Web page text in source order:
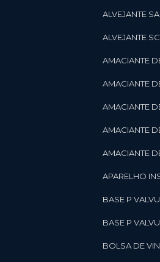
ALVEJANTE
ALVEJANTE
AMACIANTE
AMACIANTE
AMACIANTE
AMACIANTE
AMACIANTE
APARELHO
BASE P
BASE P
BOLSA DE